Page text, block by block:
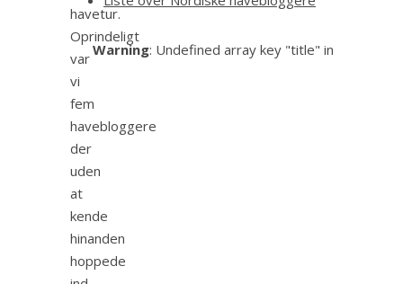
havetur.
Oprindeligt
var
vi
fem
havebloggere
der
uden
at
kende
hinanden
hoppede
Warning: Undefined array key "title" in